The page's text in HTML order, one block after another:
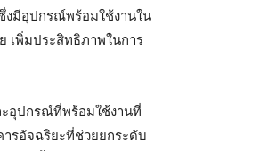
งมีอุปกรณ์พร้อมใช้งานใน
เพิ่มประสิทธิภาพในการ
ะอุปกรณ์ที่พร้อมใช้งานที่
ารอัจฉริยะที่ช่วยยกระดับ